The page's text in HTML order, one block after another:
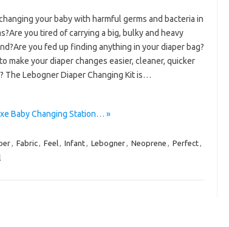
your baby with harmful germs and bacteria in
you tired of carrying a big, bulky and heavy
you fed up finding anything in your diaper bag?
make your diaper changes easier, cleaner, quicker
The Lebogner Diaper Changing Kit is…
Baby Changing Station… »
, Fabric, Feel, Infant, Lebogner, Neoprene , Perfect,